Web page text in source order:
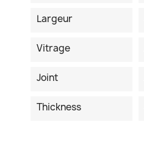
Largeur
Vitrage
Joint
Thickness